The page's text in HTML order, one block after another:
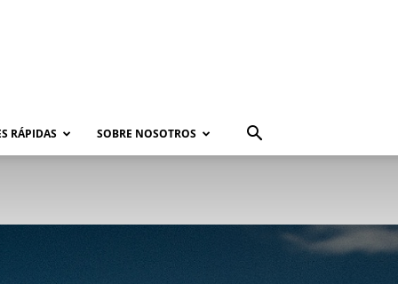
RÁPIDAS SOBRE NOSOTROS